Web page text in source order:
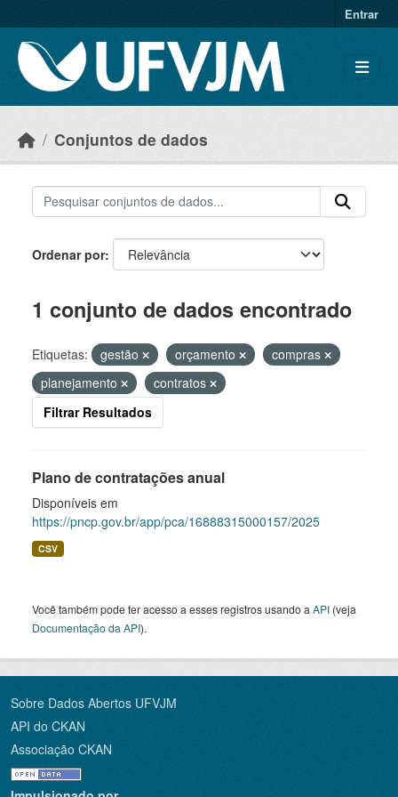
Entrar
Conjuntos de dados
Ordenar por
1 conjunto de dados encontrado
Etiquetas: gestão orçamento
compras
planejamento
contratos
Filtrar Resultados
Plano de contratações anual
Disponíveis em
https://pncp.gov.br/app/pca/16888315000157/2025
CSV
Você também pode ter acesso a esses registros usando a API (veja
Documentação da API).
Sobre Dados Abertos UFVJM
API do CKAN
Associação CKAN